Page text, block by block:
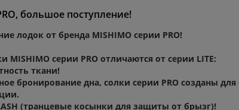
большое поступление!
лодок от бренда MISHIMO серии PRO!
MISHIMO серии PRO отличаются от серии LITE:
ткани!
бронирование дна, солки серии PRO созданы
(транцевые косынки для защиты от брызг)!